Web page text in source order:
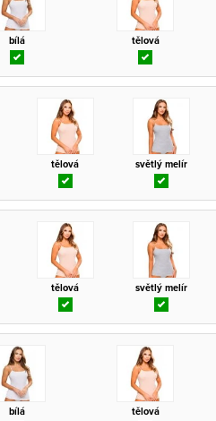
bílá tělová
tělová světlý melír
tělová světlý melír
bílá tělová